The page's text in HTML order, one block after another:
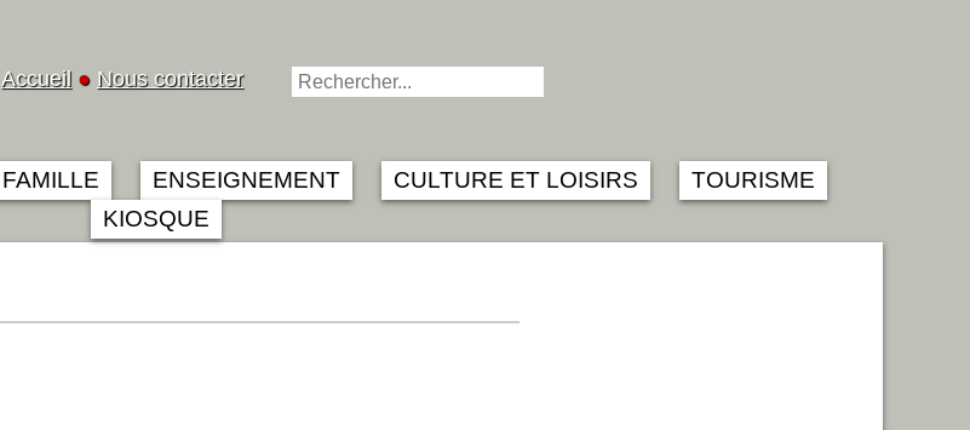
Accueil ● Nous contacter
FAMILLE ENSEIGNEMENT CULTURE ET LOISIRS
TOURISME
KIOSQUE